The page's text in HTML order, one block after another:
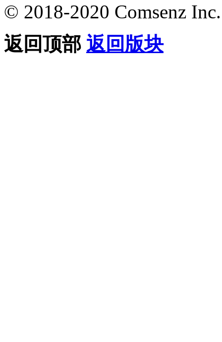
© 2018-2020 Comsenz Inc.
返回顶部 返回版块